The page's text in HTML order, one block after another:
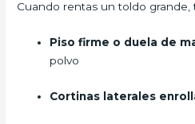
Cuando rentas un toldo
Piso firme o duela de
polvo
Cortinas laterales